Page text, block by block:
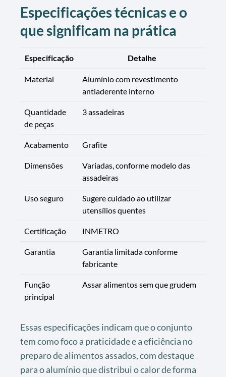
Especificações técnicas e o
que significam na prática
Especificação Detalhe
Material
Alumínio com revestimento
antiaderente interno
Quantidade
de peças
3 assadeiras
Acabamento Grafite
Dimensões
Variadas, conforme modelo das
assadeiras
Uso seguro
Sugere cuidado ao utilizar
utensílios quentes
Certificação INMETRO
Garantia
Garantia limitada conforme
fabricante
Função
principal
Assar alimentos sem que grudem
Essas especificações indicam que o conjunto
tem como foco a praticidade e a eficiência no
preparo de alimentos assados, com destaque
para o alumínio que distribui o calor de forma